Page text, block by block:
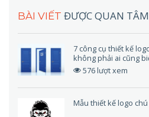
BÀI VIẾT ĐƯỢC QUAN TÂM
7 công cụ thiết kế
không phải ai cũng
576 lượt xem
Mẫu thiết kế logo